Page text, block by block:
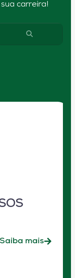
carreira!
Saiba mais